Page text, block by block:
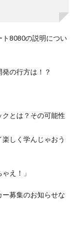
8080の説明につい
の行方は！？
クとは？その可能性
しく学んじゃおう
え！」
ー募集のお知らせな